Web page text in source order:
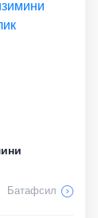
Батафсил